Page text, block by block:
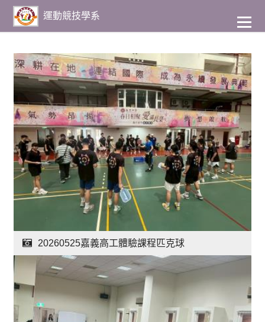
主
要
容
運動競技學系
20260525嘉義高工體驗課程匹克球